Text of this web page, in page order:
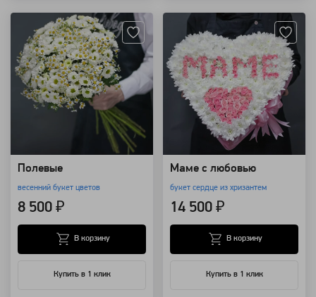
Полевые
весенний букет цветов
8 500 ₽
Купить в 1 клик
В корзину
Маме с любовью
букет сердце из хризантем
14 500 ₽
Купить в 1 клик
В корзину